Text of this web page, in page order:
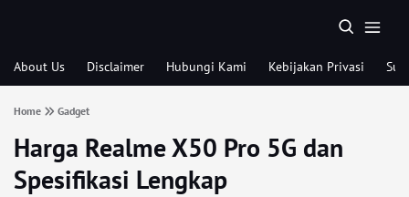
About Us Disclaimer Hubungi Kami Kebijakan Privasi
Home Gadget
Harga Realme X50 Pro 5G dan
Spesifikasi Lengkap